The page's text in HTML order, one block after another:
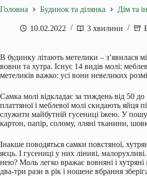
Головна Будинок та ділянка Дім та
10.02.2022 3 хвилини
В будинку літають метелики – з’явилася
вовни та хутра. Існує 14 видів молі:
метеликів важко: усі вони невеликих
Самка молі відкладає за тиждень від 50
платтяної і меблевої молі скидають
служити майбутній гусениці їжею. У
картон, папір, солому, лляні тканини,
Інакше поводяться самки повстяної,
яєць. І гусениці у них ліниві,
нею? Моль легко вражає вовняні і
два-три рази в рік і ношене вбрання